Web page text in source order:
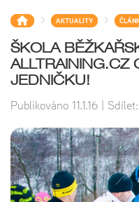
> AKTUALITY >
ŠKOLA
ALLTRAINING.CZ
JEDNIČKU!
Publikováno 11.1.16 | Sdílet: